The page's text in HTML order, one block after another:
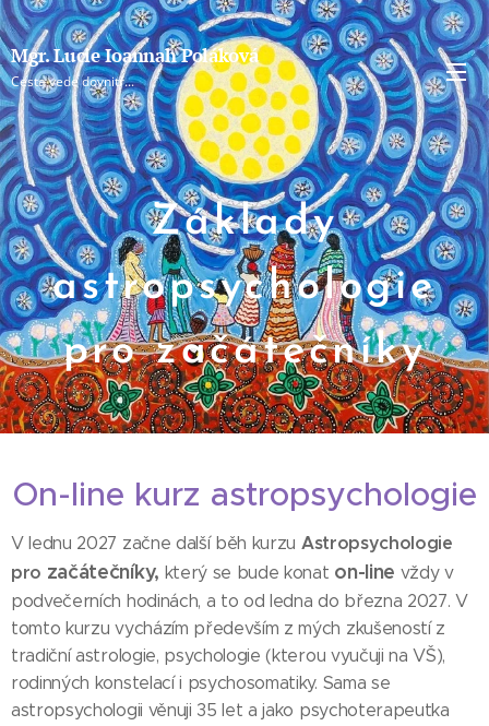
Mgr. Lucie Ioannah Poláková
Cesta vede dovnitř...
Základy
astropsychologie
pro začátečníky
On-line kurz astropsychologie
V lednu 2027 začne další běh kurzu Astropsychologie
pro začátečníky, který se bude konat on-line vždy v
podvečerních hodinách, a to od ledna do března 2027. V
tomto kurzu vycházím především z mých zkušeností z
tradiční astrologie, psychologie (kterou vyučuji na VŠ),
rodinných konstelací i psychosomatiky. Sama se
astropsychologii věnuji 35 let a jako psychoterapeutka